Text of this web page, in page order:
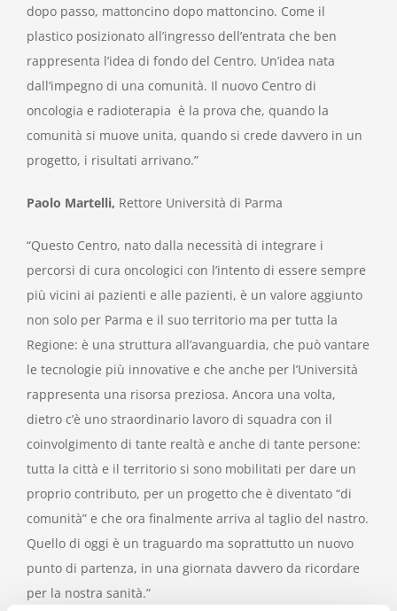
dopo passo, mattoncino dopo mattoncino. Come il
plastico posizionato all’ingresso dell’entrata che ben
rappresenta l’idea di fondo del Centro. Un’idea nata
dall’impegno di una comunità. Il nuovo Centro di
oncologia e radioterapia è la prova che, quando la
comunità si muove unita, quando si crede davvero in un
progetto, i risultati arrivano.”
Paolo Martelli, Rettore Università di Parma
“Questo Centro, nato dalla necessità di integrare i
percorsi di cura oncologici con l’intento di essere sempre
più vicini ai pazienti e alle pazienti, è un valore aggiunto
non solo per Parma e il suo territorio ma per tutta la
Regione: è una struttura all’avanguardia, che può vantare
le tecnologie più innovative e che anche per l’Università
rappresenta una risorsa preziosa. Ancora una volta,
dietro c’è uno straordinario lavoro di squadra con il
coinvolgimento di tante realtà e anche di tante persone:
tutta la città e il territorio si sono mobilitati per dare un
proprio contributo, per un progetto che è diventato “di
comunità” e che ora finalmente arriva al taglio del nastro.
Quello di oggi è un traguardo ma soprattutto un nuovo
punto di partenza, in una giornata davvero da ricordare
per la nostra sanità.”